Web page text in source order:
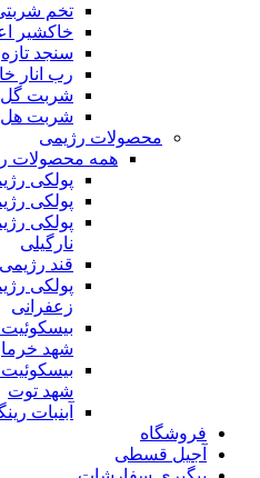
تخم
خاکشیر
سنجد تازه
رب انار
شربت گل
شربت هل
محصولات رژیمی
همه محصولات
پولکی
پولکی
پولکی
نارگیلی
قند
پولکی
زعفرانی
بيسکوئيت
شهد خرما
بيسکوئيت
شهد توت
آبنبات
فروشگاه
آجیل قسطی